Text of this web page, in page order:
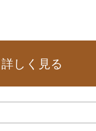
詳しく見る